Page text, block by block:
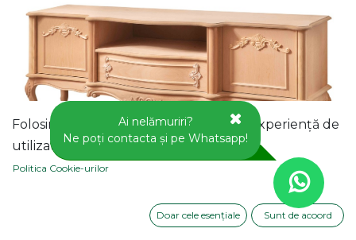
Folosim cookie-uri pentru a vă oferi o experiență de
utilizator mai bună pe acest site web.
Politica Cookie-urilor
Doar cele esențiale Sunt de acoord
Ai nelămuriri?
Ne poți contacta și pe Whatsapp!